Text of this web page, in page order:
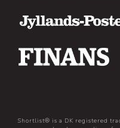
Shortlist® is a DK registered